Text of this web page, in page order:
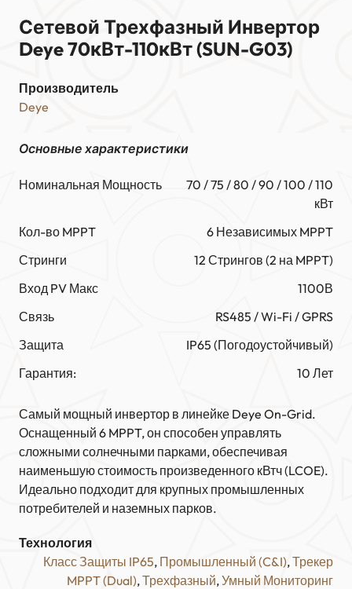
Сетевой Трехфазный Инвертор
Deye 70кВт-110кВт (SUN-G03)
Производитель
Deye
Основные характеристики
Номинальная Мощность
70 / 75 / 80 / 90 / 100 / 110
кВт
Кол-во MPPT
6 Независимых MPPT
Стринги
12 Стрингов (2 на MPPT)
Вход PV Макс
1100В
Связь
RS485 / Wi-Fi / GPRS
Защита
IP65 (Погодоустойчивый)
Гарантия:
10 Лет
Самый мощный инвертор в линейке Deye On-Grid.
Оснащенный 6 MPPT, он способен управлять
сложными солнечными парками, обеспечивая
наименьшую стоимость произведенного кВтч (LCOE).
Идеально подходит для крупных промышленных
потребителей и наземных парков.
Технология
Класс Защиты IP65, Промышленный (C&I), Трекер
MPPT (Dual), Трехфазный, Умный Мониторинг